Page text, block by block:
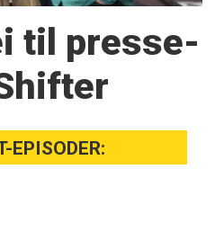
til presse­
EPISODER: